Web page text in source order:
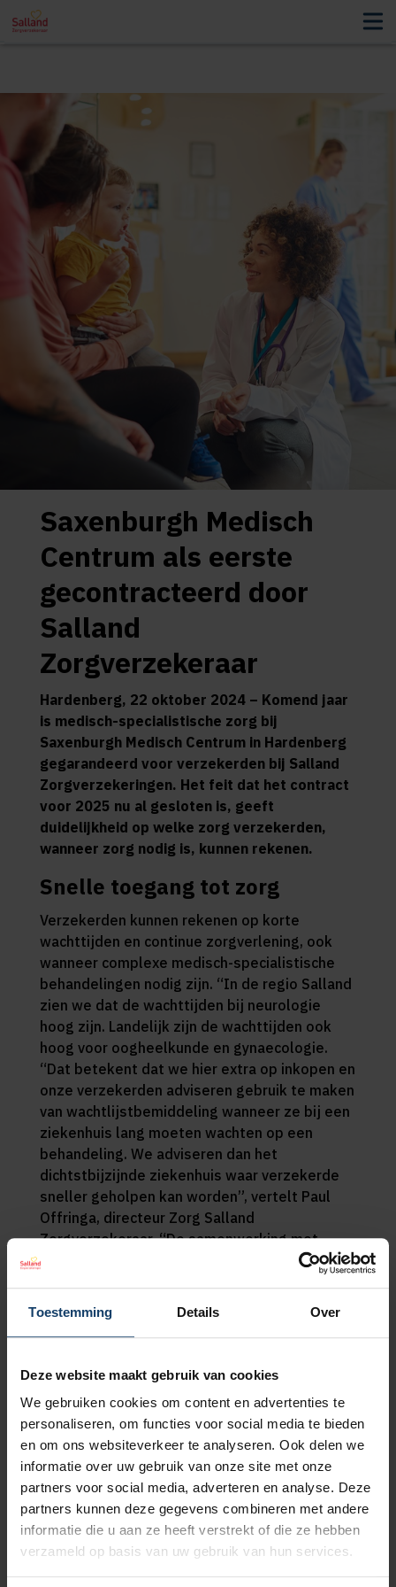
Toestemming Details Over
Deze website maakt gebruik van cookies
We gebruiken cookies om content en advertenties te
personaliseren, om functies voor social media te bieden
en om ons websiteverkeer te analyseren. Ook delen we
informatie over uw gebruik van onze site met onze
partners voor social media, adverteren en analyse. Deze
partners kunnen deze gegevens combineren met andere
informatie die u aan ze heeft verstrekt of die ze hebben
verzameld op basis van uw gebruik van hun services.
Saxenburgh Medisch
Centrum als eerste
gecontracteerd door
Salland
Zorgverzekeraar
Hardenberg, 22 oktober 2024 – Komend jaar
is medisch-specialistische zorg bij
Saxenburgh Medisch Centrum in Hardenberg
gegarandeerd voor verzekerden bij Salland
Zorgverzekeringen. Het feit dat het contract
voor 2025 nu al gesloten is, geeft
duidelijkheid op welke zorg verzekerden,
wanneer zorg nodig is, kunnen rekenen.
Snelle toegang tot zorg
Verzekerden kunnen rekenen op korte
wachttijden en continue zorgverlening, ook
wanneer complexe medisch-specialistische
behandelingen nodig zijn. “In de regio Salland
zien we dat de wachttijden bij neurologie
hoog zijn. Landelijk zijn de wachttijden ook
hoog voor oogheelkunde en gynaecologie.
“Dat betekent dat we hier extra op inkopen en
onze verzekerden adviseren gebruik te maken
van wachtlijstbemiddeling wanneer ze bij een
ziekenhuis lang moeten wachten op een
behandeling. We adviseren dan het
dichtstbijzijnde ziekenhuis waar verzekerde
sneller geholpen kan worden”, vertelt Paul
Offringa, directeur Zorg Salland
Zorgverzekeraar. “De samenwerking met
onder meer Saxenburgh Medisch Centrum
Hans Gellekink, lid Raad van Bestuur
zijn goede en passende afspraken gemaakt.
Salland Zorgverzekeraar is de eerste
zorgverzekeraar met een aflopend contract
waarmee we nu al overeenstemming hebben
bereikt voor 2025. Samen met andere
ziekenhuizen en verzekeraars blijven we nauw
samenwerken om de zorg ook in 2025 goed,
betaalbaar en toegankelijk te houden.”
Vrouwengezondheid